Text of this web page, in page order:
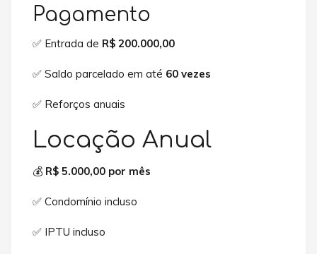
Pagamento
✅ Entrada de R$ 200.000,00
✅ Saldo parcelado em até 60 vezes
✅ Reforços anuais
Locação Anual
💰 R$ 5.000,00 por mês
✅ Condomínio incluso
✅ IPTU incluso